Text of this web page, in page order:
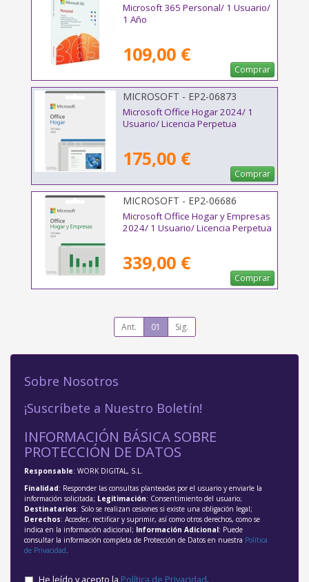
Microsoft 365 Personal/ 1 Usuario/
1 Año
109,00 €
Comprar
MICROSOFT - EP2-06873
Microsoft Office Hogar 2024/ 1
Usuario/ Licencia Perpetua
175,00 €
Comprar
MICROSOFT - EP2-06686
Microsoft Office Hogar y Empresas
2024/ 1 Usuario/ Licencia Perpetua
339,00 €
Comprar
Ant. 01 Sig.
Sobre Nosotros
¡Suscríbete a Nuestro Boletín!
INFORMACIÓN BÁSICA SOBRE
PROTECCIÓN DE DATOS
Responsable: WORK DIGITAL, S.L.
Finalidad: Responder las consultas planteadas por el usuario y enviarle la
información solicitada; Legitimación: Consentimiento del usuario;
Destinatarios: Solo se realizan cesiones si existe una obligación legal;
Derechos: Acceder, rectificar y suprimir, así como otros derechos, como se
indica en la información adicional; Información Adicional: Puede
consultar la información completa de Protección de Datos en nuestra Política
de Privacidad.